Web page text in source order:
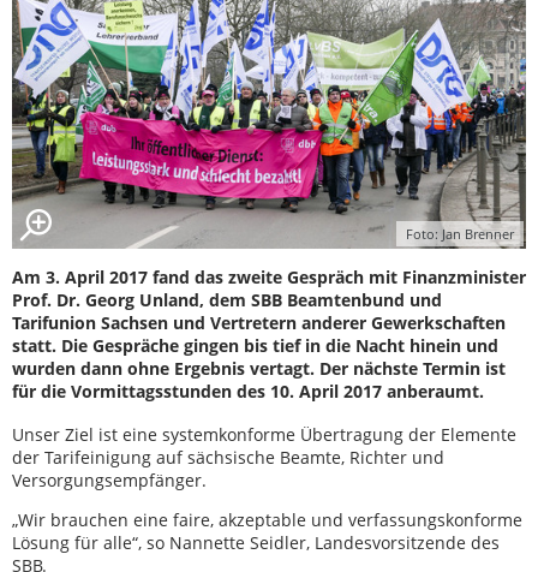
Foto: Jan Brenner
Am 3. April 2017 fand das zweite Gespräch mit Finanzminister
Prof. Dr. Georg Unland, dem SBB Beamtenbund und
Tarifunion Sachsen und Vertretern anderer Gewerkschaften
statt. Die Gespräche gingen bis tief in die Nacht hinein und
wurden dann ohne Ergebnis vertagt. Der nächste Termin ist
für die Vormittagsstunden des 10. April 2017 anberaumt.
Unser Ziel ist eine systemkonforme Übertragung der Elemente
der Tarifeinigung auf sächsische Beamte, Richter und
Versorgungsempfänger.
„Wir brauchen eine faire, akzeptable und verfassungskonforme
Lösung für alle“, so Nannette Seidler, Landesvorsitzende des
SBB.